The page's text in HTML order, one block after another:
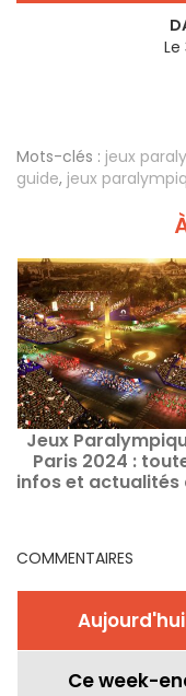
Mots-clés : jeux
guide, jeux
Jeux
Paris 2024 :
infos et actualités
COMMENTAIRES
Aujourd'hui
Ce week-